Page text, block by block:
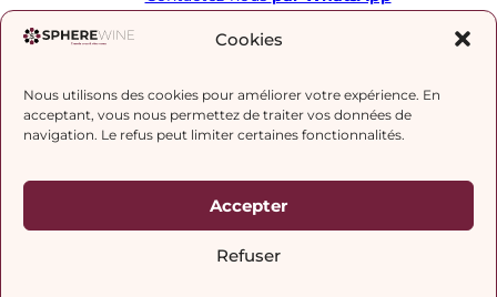
Cookies
Nous utilisons des cookies pour améliorer votre expérience. En
acceptant, vous nous permettez de traiter vos données de
navigation. Le refus peut limiter certaines fonctionnalités.
Accepter
Refuser
REJOIGNEZ NOTRE LISTE DE DIFFUSION
politique de confidentialité.